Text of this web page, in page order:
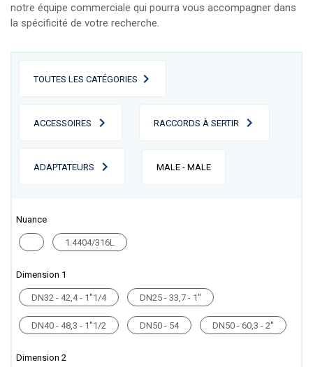
notre équipe commerciale qui pourra vous accompagner dans
la spécificité de votre recherche.
TOUTES LES CATÉGORIES
ACCESSOIRES RACCORDS À SERTIR
ADAPTATEURS MALE - MALE
Nuance
1.4404/316L
Dimension 1
DN32 - 42,4 - 1''1/4 DN25 - 33,7 - 1''
DN40 - 48,3 - 1''1/2 DN50 - 54 DN50 - 60,3 - 2''
Dimension 2